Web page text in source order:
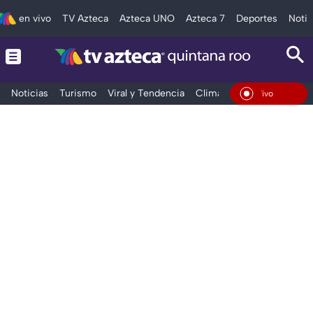
en vivo TV Azteca Azteca UNO Azteca 7 Deportes
Noticias Turismo Viral y Tendencia Clima Tráfico
En Vivo